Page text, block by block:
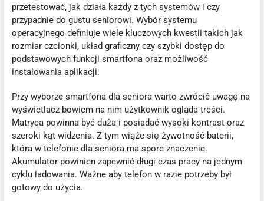
przetestować, jak działa każdy z tych systemów i czy
przypadnie do gustu seniorowi. Wybór systemu
operacyjnego definiuje wiele kluczowych kwestii takich jak
rozmiar czcionki, układ graficzny czy szybki dostęp do
podstawowych funkcji smartfona oraz możliwość
instalowania aplikacji.
Przy wyborze smartfona dla seniora warto zwrócić uwagę na
wyświetlacz bowiem na nim użytkownik ogląda treści.
Matryca powinna być duża i posiadać wysoki kontrast oraz
szeroki kąt widzenia. Z tym wiąże się żywotność baterii,
która w telefonie dla seniora ma spore znaczenie.
Akumulator powinien zapewnić długi czas pracy na jednym
cyklu ładowania. Ważne aby telefon w razie potrzeby był
gotowy do użycia.